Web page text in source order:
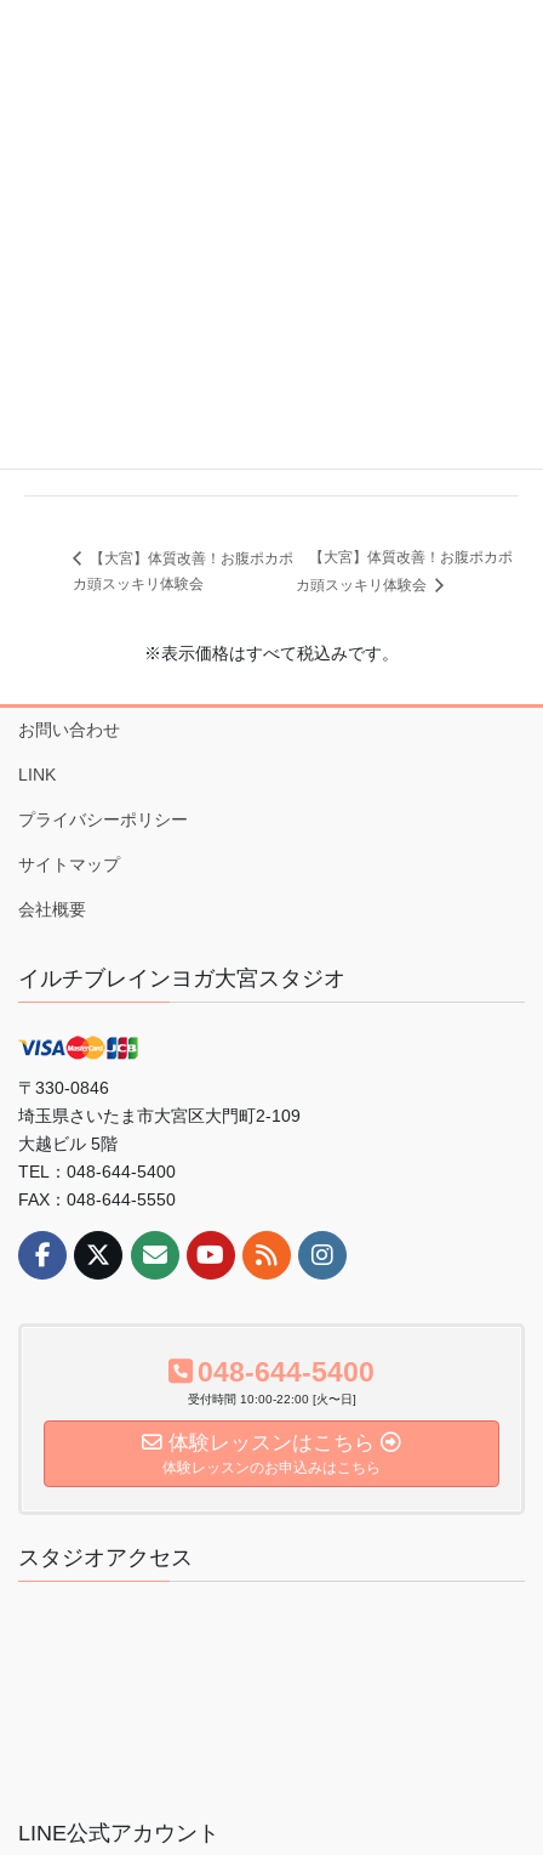
【大宮】体質改善！お腹ポカポ
カ頭スッキリ体験会
【大宮】体質改善！お腹ポカポ
カ頭スッキリ体験会
※表示価格はすべて税込みです。
お問い合わせ
LINK
プライバシーポリシー
サイトマップ
会社概要
イルチブレインヨガ大宮スタジオ
〒330-0846
埼玉県さいたま市大宮区大門町2-109
大越ビル 5階
TEL：048-644-5400
FAX：048-644-5550
048-644-5400
受付時間 10:00-22:00 [火〜日]
体験レッスンはこちら
体験レッスンのお申込みはこちら
スタジオアクセス
LINE公式アカウント